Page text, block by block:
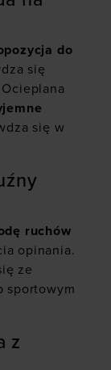
do
się
się w
ruchów
opinania.
ze
sportowym
z